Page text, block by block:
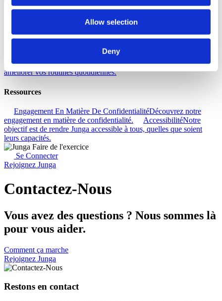
Allow selection
Deny
Aide
parti de votre expérience Junga.
Connecter
différentes façons dont vous pouvez tirer parti de Junga pour
améliorer vos routines quotidiennes.
Ressources
Engagement En Matière De ConfidentialitéDécouvrez notre
engagement en matière de confidentialité.
AccessibilitéNotre
objectif est de rendre Junga accessible à tous, quelles que soient
leurs capacités.
Se Connecter
Rejoignez Junga
Contactez-Nous
Vous avez des questions ? Nous sommes là
pour vous aider.
Comment ça marche
Rejoignez Junga
Restons en contact